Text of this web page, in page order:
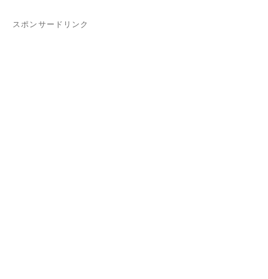
スポンサードリンク